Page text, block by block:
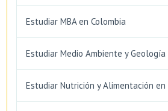
Estudiar MBA en Colombia
Estudiar Medio Ambiente y Geología
Estudiar Nutrición y Alimentación en